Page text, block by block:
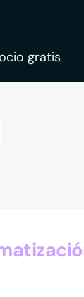
gratis